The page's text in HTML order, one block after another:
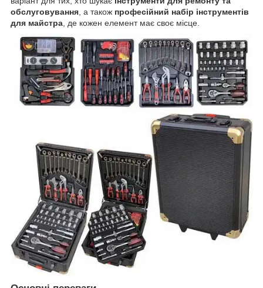
обслуговування , а також професійний набір інструментів
для майстра , де кожен елемент має своє місце.